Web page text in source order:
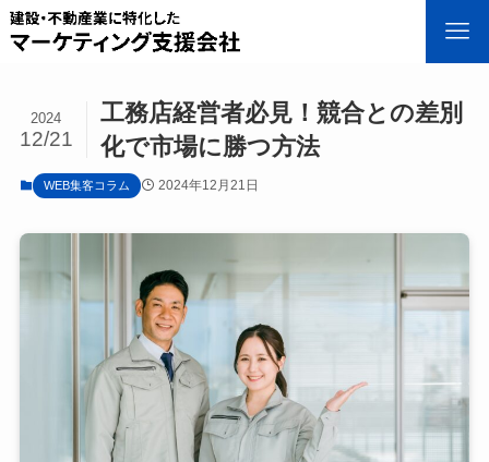
工務店経営者必見！競合との差別
化で市場に勝つ方法
2024
12/21
WEB集客コラム 2024年12月21日